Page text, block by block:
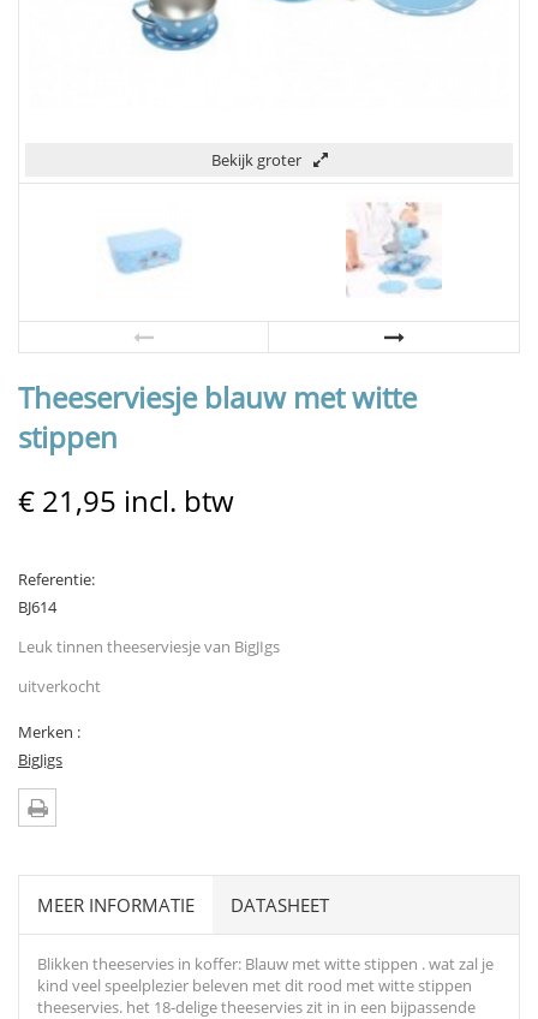
Bekijk groter
Theeserviesje blauw met witte
stippen
€ 21,95 incl. btw
Referentie:
BJ614
Leuk tinnen theeserviesje van BigJIgs
uitverkocht
Merken :
BigJigs
MEER INFORMATIE DATASHEET
Blikken theeservies in koffer: Blauw met witte stippen . wat zal je
kind veel speelplezier beleven met dit rood met witte stippen
theeservies. het 18-delige theeservies zit in in een bijpassende